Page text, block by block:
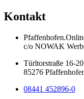
Kontakt
c/o NOWAK
Türltorstraße 16-20
85276
08441 452896-0